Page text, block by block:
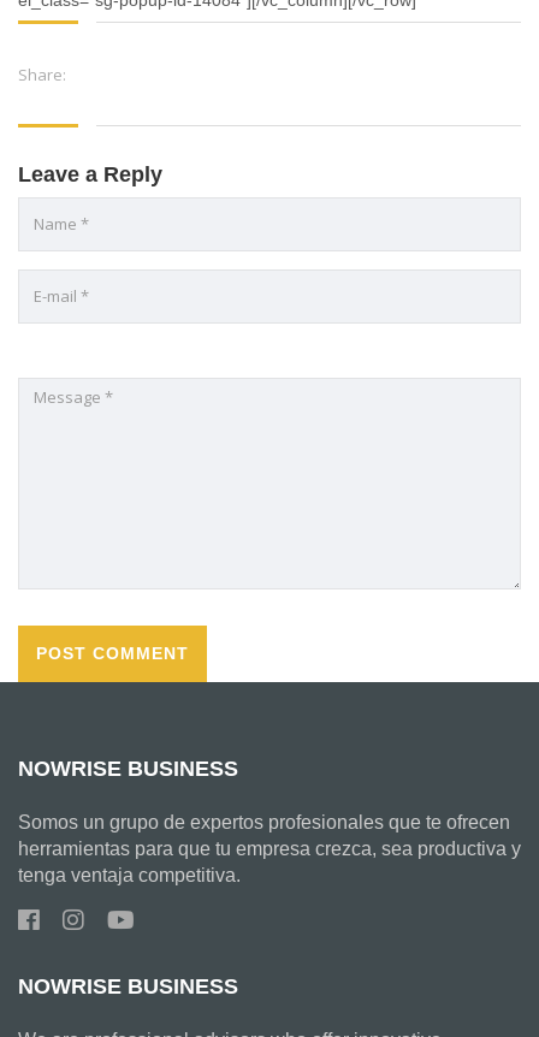
Share:
Leave a Reply
NOWRISE BUSINESS
Somos un grupo de expertos profesionales que te ofrecen
herramientas para que tu empresa crezca, sea productiva y
tenga ventaja competitiva.
NOWRISE BUSINESS